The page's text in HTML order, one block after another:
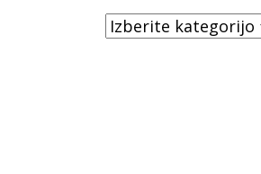
Kategorije